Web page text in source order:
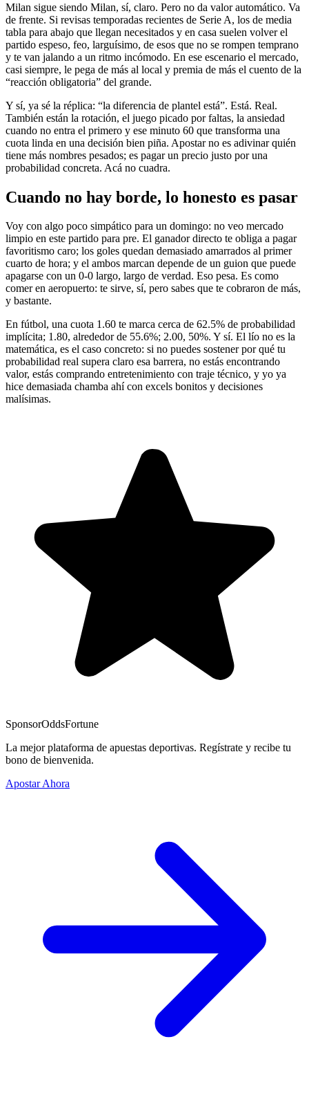
Milan sigue siendo Milan, sí, claro. Pero no da valor automático. Va
de frente. Si revisas temporadas recientes de Serie A, los de media
tabla para abajo que llegan necesitados y en casa suelen volver el
partido espeso, feo, larguísimo, de esos que no se rompen temprano
y te van jalando a un ritmo incómodo. En ese escenario el mercado,
casi siempre, le pega de más al local y premia de más el cuento de la
“reacción obligatoria” del grande.
Y sí, ya sé la réplica: “la diferencia de plantel está”. Está. Real.
También están la rotación, el juego picado por faltas, la ansiedad
cuando no entra el primero y ese minuto 60 que transforma una
cuota linda en una decisión bien piña. Apostar no es adivinar quién
tiene más nombres pesados; es pagar un precio justo por una
probabilidad concreta. Acá no cuadra.
Cuando no hay borde, lo honesto es pasar
Voy con algo poco simpático para un domingo: no veo mercado
limpio en este partido para pre. El ganador directo te obliga a pagar
favoritismo caro; los goles quedan demasiado amarrados al primer
cuarto de hora; y el ambos marcan depende de un guion que puede
apagarse con un 0-0 largo, largo de verdad. Eso pesa. Es como
comer en aeropuerto: te sirve, sí, pero sabes que te cobraron de más,
y bastante.
En fútbol, una cuota 1.60 te marca cerca de 62.5% de probabilidad
implícita; 1.80, alrededor de 55.6%; 2.00, 50%. Y sí. El lío no es la
matemática, es el caso concreto: si no puedes sostener por qué tu
probabilidad real supera claro esa barrera, no estás encontrando
valor, estás comprando entretenimiento con traje técnico, y yo ya
hice demasiada chamba ahí con excels bonitos y decisiones
malísimas.
SponsorOddsFortune
La mejor plataforma de apuestas deportivas. Regístrate y recibe tu
bono de bienvenida.
Apostar Ahora